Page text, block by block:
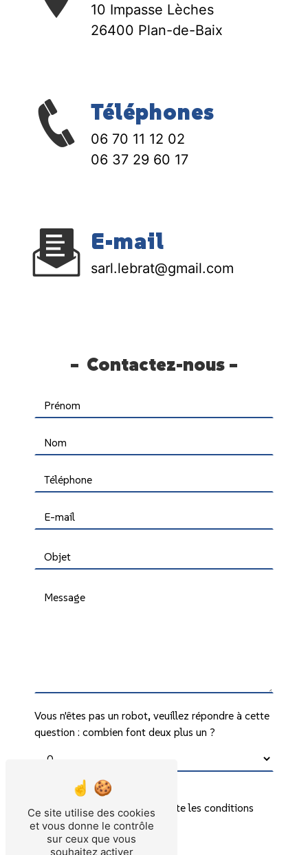
10 Impasse Lèches
26400 Plan-de-Baix
Téléphones
06 70 11 12 02
06 37 29 60 17
E-mail
sarl.lebrat@gmail.com
Contactez-nous
Vous n'êtes pas un robot, veuillez répondre à cette
question : combien font deux plus un ?
En cochant cette case, j'accepte les conditions
particulières ci-dessous **
Ce site utilise des cookies
et vous donne le contrôle
sur ceux que vous
souhaitez activer